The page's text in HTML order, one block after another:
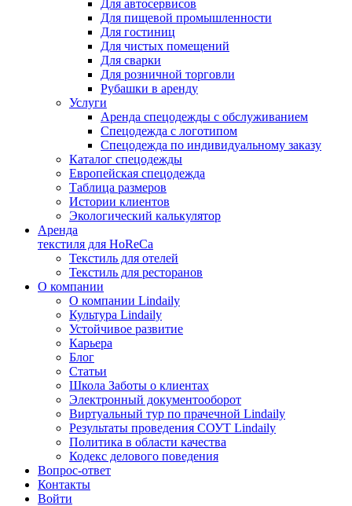
Для автосервисов
Для пищевой промышленности
Для гостиниц
Для чистых помещений
Для сварки
Для розничной торговли
Рубашки в аренду
Услуги
Аренда спецодежды с обслуживанием
Спецодежда с логотипом
Спецодежда по индивидуальному заказу
Каталог спецодежды
Европейская спецодежда
Таблица размеров
Истории клиентов
Экологический калькулятор
Аренда
текстиля для HoReCa
Текстиль для отелей
Текстиль для ресторанов
О компании
О компании Lindaily
Культура Lindaily
Устойчивое развитие
Карьера
Блог
Статьи
Школа Заботы о клиентах
Электронный документооборот
Виртуальный тур по прачечной Lindaily
Результаты проведения СОУТ Lindaily
Политика в области качества
Кодекс делового поведения
Вопрос-ответ
Контакты
Войти